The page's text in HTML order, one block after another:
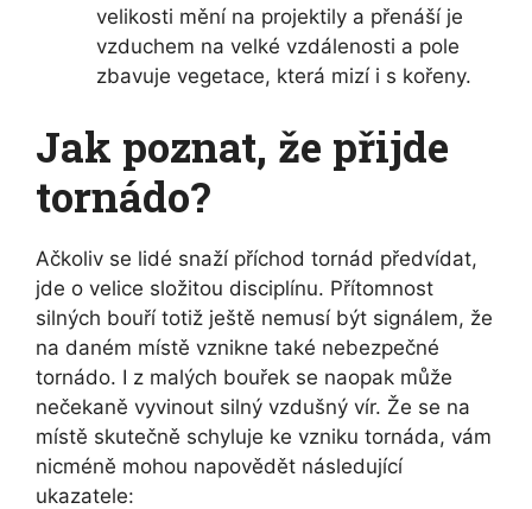
velikosti mění na projektily a přenáší je
vzduchem na velké vzdálenosti a pole
zbavuje vegetace, která mizí i s kořeny.
Jak poznat, že přijde
tornádo?
Ačkoliv se lidé snaží příchod tornád předvídat,
jde o velice složitou disciplínu. Přítomnost
silných bouří totiž ještě nemusí být signálem, že
na daném místě vznikne také nebezpečné
tornádo. I z malých bouřek se naopak může
nečekaně vyvinout silný vzdušný vír. Že se na
místě skutečně schyluje ke vzniku tornáda, vám
nicméně mohou napovědět následující
ukazatele: